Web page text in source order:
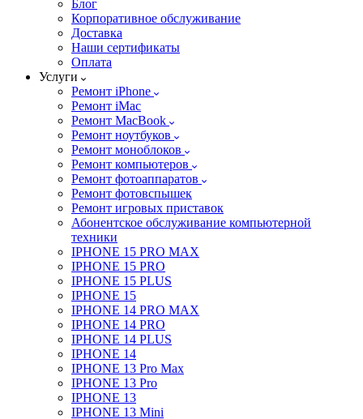
Блог
Корпоративное обслуживание
Доставка
Наши сертификаты
Оплата
Услуги
Ремонт iPhone
Ремонт iMac
Ремонт MacBook
Ремонт ноутбуков
Ремонт моноблоков
Ремонт компьютеров
Ремонт фотоаппаратов
Ремонт фотовспышек
Ремонт игровых приставок
Абонентское обслуживание компьютерной
техники
IPHONE 15 PRO MAX
IPHONE 15 PRO
IPHONE 15 PLUS
IPHONE 15
IPHONE 14 PRO MAX
IPHONE 14 PRO
IPHONE 14 PLUS
IPHONE 14
IPHONE 13 Pro Max
IPHONE 13 Pro
IPHONE 13
IPHONE 13 Mini